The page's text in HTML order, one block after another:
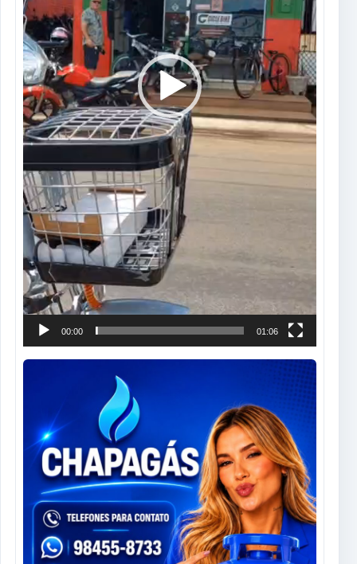
00:00 01:06